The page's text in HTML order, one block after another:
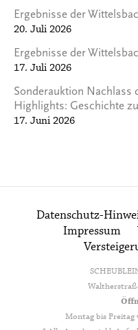
Ergebnisse der
20. Juli 2026
Ergebnisse der
17. Juli 2026
Sonderauktion Nachlass
Highlights: Geschichte
17. Juni 2026
Datenschutz-
Impressum
Montag bis